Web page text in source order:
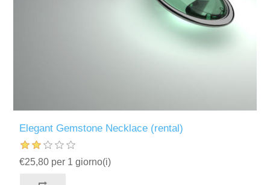
Elegant Gemstone Necklace (rental)
€25,80 per 1 giorno(i)